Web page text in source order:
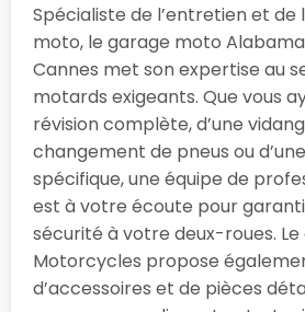
Spécialiste de l’entretien et
moto, le garage moto
Cannes met son expertise au
motards exigeants. Que vous
révision complète, d’une
changement de pneus ou
spécifique, une équipe de
est à votre écoute pour
sécurité à votre deux-roues.
Motorcycles propose
d’accessoires et de pièces